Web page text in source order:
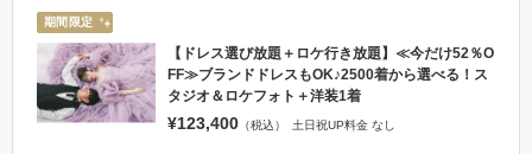
期間限定
【ドレス選び放題＋ロケ行き放題】≪今だけ52％O
FF≫ブランドドレスもOK♪2500着から選べる！ス
タジオ＆ロケフォト＋洋装1着
¥123,400 （税込） 土日祝UP料金 なし